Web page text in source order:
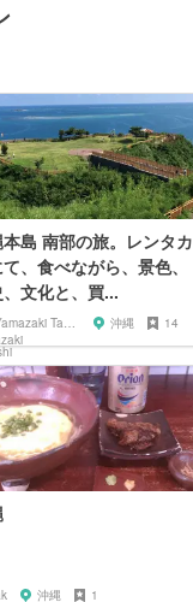
島 南部の旅。レンタカ
、食べながら、景色、
文化と、買...
Yamazaki Takeshi 沖縄 14
沖縄 1